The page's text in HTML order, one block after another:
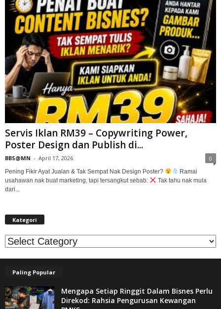
Servis Iklan RM39 – Copywriting Power,
Poster Design dan Publish di...
BBS@MN - April 17, 2026 0
Pening Fikir Ayat Jualan & Tak Sempat Nak Design Poster?
Ramai
usahawan nak buat marketing, tapi tersangkut sebab:
Tak tahu nak mula
dari...
Kategori
Kategori
Paling Popular
Mengapa Setiap Ringgit Dalam Bisnes Perlu
Direkod: Rahsia Pengurusan Kewangan